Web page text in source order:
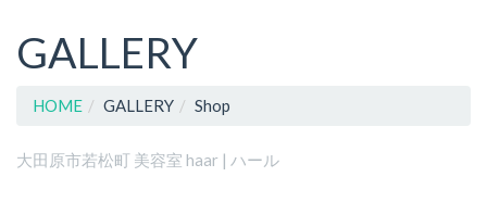
GALLERY
HOME GALLERY Shop
大田原市若松町 美容室 haar | ハール